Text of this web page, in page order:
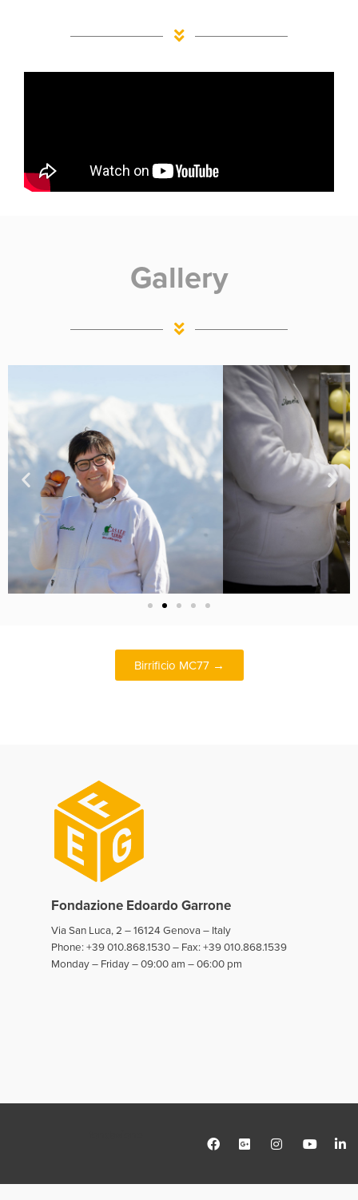
Gallery
Birrificio MC77 →
Fondazione Edoardo Garrone
Via San Luca, 2 – 16124 Genova – Italy
Phone: +39 010.868.1530 – Fax: +39 010.868.1539
Monday – Friday – 09:00 am – 06:00 pm